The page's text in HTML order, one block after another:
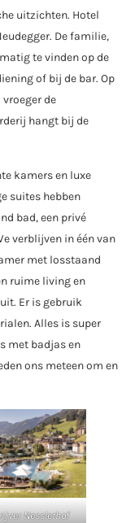
uitzichten. Hotel
De familie,
te vinden op de
of bij de bar. Op
de
hangt bij de
kamers en luxe
suites hebben
bad, een privé
verblijven in één van
met losstaand
ruime living en
Er is gebruik
Alles is super
met badjas en
ons meteen om en
Nesslerhof